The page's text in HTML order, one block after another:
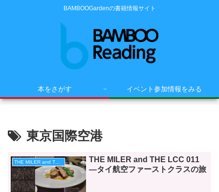
BAMBOOGardenの書籍情報サイト
本をさがす イベント参加情報をみる
東京国際空港
THE MILER and THE LCC
THE MILER and THE LCC 011
―タイ航空ファーストクラスの旅